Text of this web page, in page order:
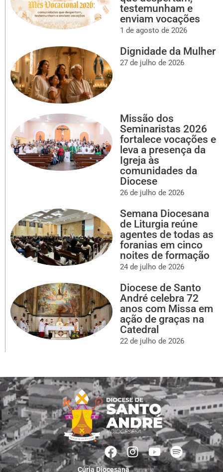
testemunham e
enviam vocações
1 de agosto de 2026
Dignidade da Mulher
27 de julho de 2026
Missão dos
Seminaristas 2026
fortalece vocações e
leva a presença da
Igreja às
comunidades da
Diocese
26 de julho de 2026
Semana Diocesana
de Liturgia reúne
agentes de todas as
foranias em cinco
noites de formação
24 de julho de 2026
Diocese de Santo
André celebra 72
anos com Missa em
ação de graças na
Catedral
22 de julho de 2026
Cúria Diocesana